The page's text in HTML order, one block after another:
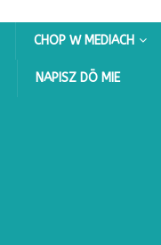
CHOP W MEDIACH
NAPISZ DŌ MIE